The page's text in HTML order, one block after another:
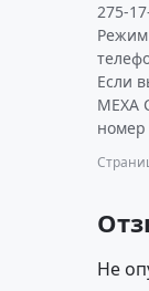
275-
Если
МЕХА
Не